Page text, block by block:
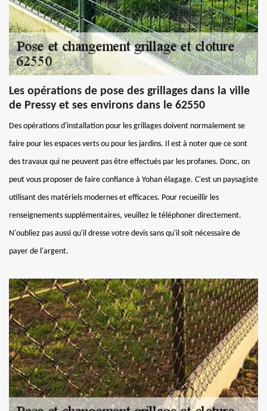
Les opérations de pose des grillages dans la ville
de Pressy et ses environs dans le 62550
Des opérations d'installation pour les grillages doivent normalement se
faire pour les espaces verts ou pour les jardins. Il est à noter que ce sont
des travaux qui ne peuvent pas être effectués par les profanes. Donc, on
peut vous proposer de faire confiance à Yohan élagage. C'est un paysagiste
utilisant des matériels modernes et efficaces. Pour recueillir les
renseignements supplémentaires, veuillez le téléphoner directement.
N'oubliez pas aussi qu'il dresse votre devis sans qu'il soit nécessaire de
payer de l'argent.